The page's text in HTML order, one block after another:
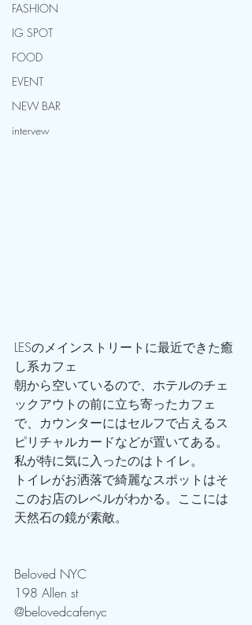
FASHION
IG SPOT
FOOD
EVENT
NEW BAR
intervew
LESのメインストリートに最近できた癒
し系カフェ
朝から空いているので、ホテルのチェ
ックアウトの前に立ち寄ったカフェ
で、カウンターにはセルフで占えるス
ピリチャルカードなどが置いてある。
私が特に気に入ったのはトイレ。
トイレがお洒落で綺麗なスポットはそ
このお店のレベルがわかる。ここには
天然石の鏡が素敵。
Beloved NYC
198 Allen st
@belovedcafenyc